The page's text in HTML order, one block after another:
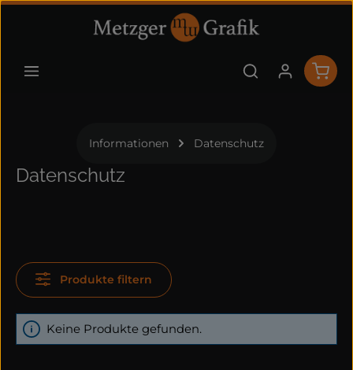
Zum Hauptinhalt springen
Informationen Datenschutz
Datenschutz
Produkte filtern
Keine Produkte gefunden.